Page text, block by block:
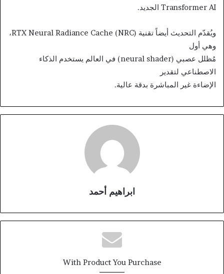
Transformer AI الجديد.
ويُقدّم التحديث أيضاً تقنية RTX Neural Radiance Cache (NRC)،
وهي أول
مُظلل عصبي (neural shader) في العالم يستخدم الذكاء
الاصطناعي لتقدير
الإضاءة غير المباشرة بدقة عالية.
ابراهيم أحمد
With Product You Purchase